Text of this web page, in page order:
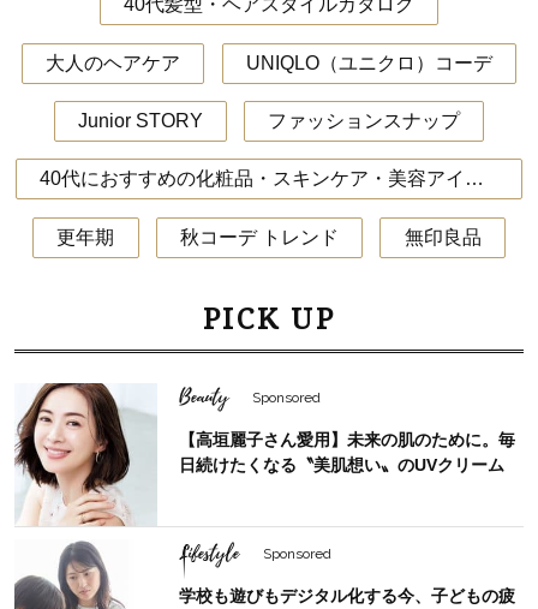
40代髪型・ヘアスタイルカタログ
大人のヘアケア UNIQLO（ユニクロ）コーデ
Junior STORY ファッションスナップ
40代におすすめの化粧品・スキンケア・美容アイテム
更年期 秋コーデ トレンド 無印良品
PICK UP
Beauty Sponsored
【高垣麗子さん愛用】未来の肌のために。毎
日続けたくなる〝美肌想い〟のUVクリーム
Lifestyle Sponsored
学校も遊びもデジタル化する今、子どもの疲